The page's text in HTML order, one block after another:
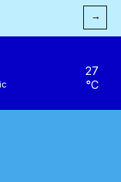
→
27
°C